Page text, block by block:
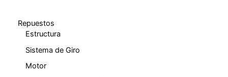
Repuestos
Estructura
Sistema de Giro
Motor